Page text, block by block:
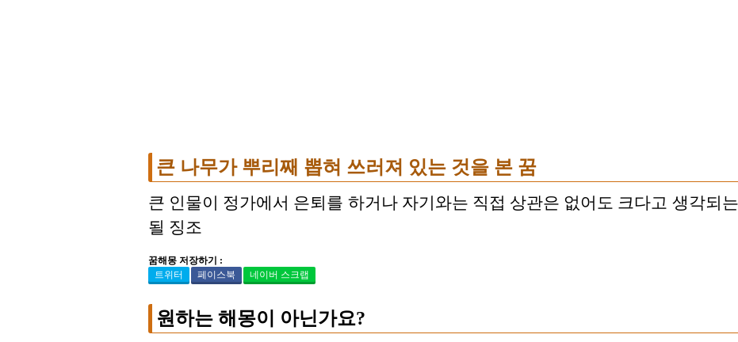
큰 나무가 뿌리째 뽑혀 쓰러져 있는 것을 본 꿈
큰 인물이 정가에서 은퇴를 하거나 자기와는 직접 상관은 없어도 크다고 생각되
될 징조
꿈해몽 저장하기 :
트위터
페이스북 네이버 스크랩
원하는 해몽이 아닌가요?